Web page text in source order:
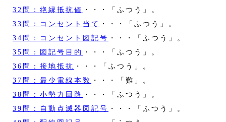
32問：絶縁抵抗値
・・・「ふつう」。
33問：コンセント当て
・・・「ふつう」。
34問：コンセント図記号 ・・・「ふつう」。
35問：図記号目的
・・・「ふつう」。
36問：接地抵抗 ・・・「ふつう」。
37問：最少電線本数
・・・「難」。
38問：小勢力回路
・・・「ふつう」。
39問：自動点滅器図記号 ・・・「ふつう」。